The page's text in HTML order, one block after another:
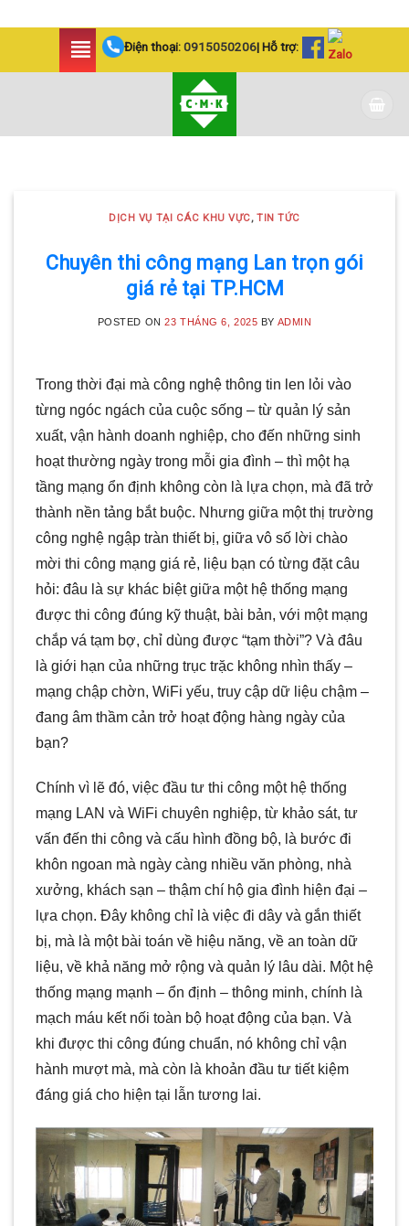
Điện thoại:0915050206| Hỗ trợ:
SIÊU AN NINH VÀ SIÊU
TIẾT KIỆM | CAMERA
MINH KHANG
Với hơn 5 năm kinh nghiệm, Camera
Minh Khang là đơn vị hàng đầu trong
[...]
DỊCH VỤ TẠI CÁC KHU VỰC,TIN TỨC
Chuyên thi công mạng Lan trọn gói
giá rẻ tại TP.HCM
POSTED ON23 THÁNG 6, 2025 BY ADMIN
Trong thời đại mà công nghệ thông tin len lỏi vào
từng ngóc ngách của cuộc sống – từ quản lý sản
xuất, vận hành doanh nghiệp, cho đến những sinh
hoạt thường ngày trong mỗi gia đình – thì một hạ
tầng mạng ổn định không còn là lựa chọn, mà đã trở
thành nền tảng bắt buộc. Nhưng giữa một thị trường
công nghệ ngập tràn thiết bị, giữa vô số lời chào
mời thi công mạng giá rẻ, liệu bạn có từng đặt câu
hỏi: đâu là sự khác biệt giữa một hệ thống mạng
được thi công đúng kỹ thuật, bài bản, với một mạng
chắp vá tạm bợ, chỉ dùng được “tạm thời”? Và đâu
là giới hạn của những trục trặc không nhìn thấy –
mạng chập chờn, WiFi yếu, truy cập dữ liệu chậm –
đang âm thầm cản trở hoạt động hàng ngày của
bạn?
Chính vì lẽ đó, việc đầu tư thi công một hệ thống
mạng LAN và WiFi chuyên nghiệp, từ khảo sát, tư
vấn đến thi công và cấu hình đồng bộ, là bước đi
khôn ngoan mà ngày càng nhiều văn phòng, nhà
xưởng, khách sạn – thậm chí hộ gia đình hiện đại –
lựa chọn. Đây không chỉ là việc đi dây và gắn thiết
bị, mà là một bài toán về hiệu năng, về an toàn dữ
liệu, về khả năng mở rộng và quản lý lâu dài. Một hệ
thống mạng mạnh – ổn định – thông minh, chính là
mạch máu kết nối toàn bộ hoạt động của bạn. Và
khi được thi công đúng chuẩn, nó không chỉ vận
hành mượt mà, mà còn là khoản đầu tư tiết kiệm
đáng giá cho hiện tại lẫn tương lai.